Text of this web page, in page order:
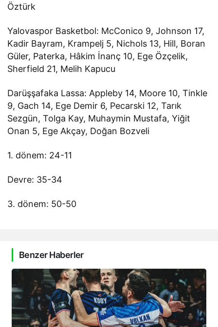
Öztürk
Yalovaspor Basketbol: McConico 9, Johnson 17,
Kadir Bayram, Krampelj 5, Nichols 13, Hill, Boran
Güler, Paterka, Hâkim İnanç 10, Ege Özçelik,
Sherfield 21, Melih Kapucu
Darüşşafaka Lassa: Appleby 14, Moore 10, Tinkle
9, Gach 14, Ege Demir 6, Pecarski 12, Tarık
Sezgün, Tolga Kay, Muhaymin Mustafa, Yiğit
Onan 5, Ege Akçay, Doğan Bozveli
1. dönem: 24-11
Devre: 35-34
3. dönem: 50-50
Benzer Haberler